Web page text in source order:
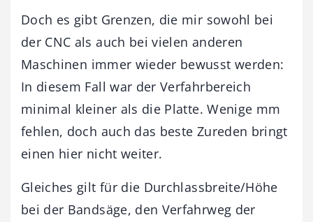
Doch es gibt Grenzen, die mir sowohl bei
der CNC als auch bei vielen anderen
Maschinen immer wieder bewusst werden:
In diesem Fall war der Verfahrbereich
minimal kleiner als die Platte. Wenige mm
fehlen, doch auch das beste Zureden bringt
einen hier nicht weiter.
Gleiches gilt für die Durchlassbreite/Höhe
bei der Bandsäge, den Verfahrweg der